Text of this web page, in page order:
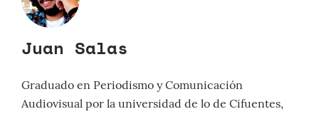
Juan Salas
Graduado en Periodismo y Comunicación
Audiovisual por la universidad de lo de Cifuentes,